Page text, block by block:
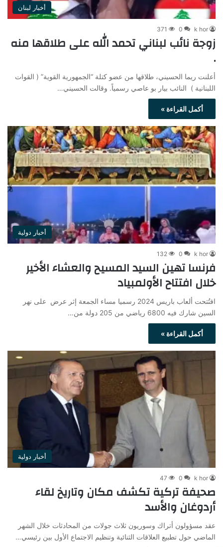
أخبار لبنان
k hor
0
371
زوجة نائب لبناني تحمد الله على طلاقها منه
.
أعلنت ريما الحسيني، طلاقها من عضو كتلة “الجمهورية القوية” ( القوات
اللبنانية ) النائب بيار بو عاصي رسمياً. وقالت الحسيني…
أكمل القراءة »
أخبار دولية
k hor
0
132
فرنسا تهين السيد المسيح والعشاء الأخير
خلال افتتاح الأولمبياد
افتُتحت ألعاب باريس 2024 رسميا مساء الجمعة إثر عرض على نهر
السين شارك فيه 6800 رياضي من 205 دولة من…
أكمل القراءة »
أخبار دولية
k hor
0
47
صحيفة تركية تكشف مكان وتاريخ لقاء
أردوغان والأسد
عقد مسؤولون أتراك وسوريون ثلاث جولات من المحادثات خلال الشهر
الماضي حول تطبيع العلاقات الثنائية وتنظيم الاجتماع الأول بين رئيسي…